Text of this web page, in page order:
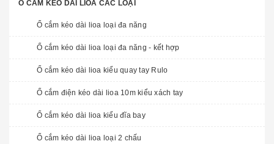
Ổ CẮM KÉO DÀI LIOA CÁC LOẠI
Ổ cắm kéo dài lioa loại đa năng
Ổ cắm kéo dài lioa loại đa năng - kết hợp
Ổ cắm kéo dài lioa kiểu quay tay Rulo
Ổ cắm điện kéo dài lioa 10m kiểu xách tay
Ổ cắm kéo dài lioa kiểu đĩa bay
Ổ cắm kéo dài lioa loại 2 chấu